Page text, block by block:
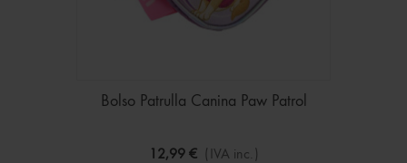
Bolso Patrulla Canina Paw Patrol
12,99 € (IVA inc.)